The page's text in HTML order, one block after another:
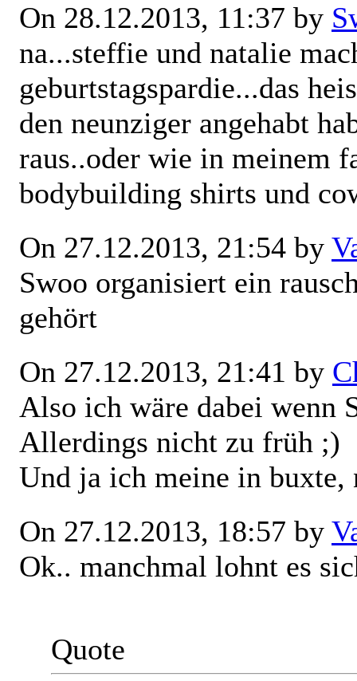
On 28.12.2013, 11:37 by
na...steffie und natalie
geburtstagspardie...das
den neunziger angehabt
raus..oder wie in meinem
bodybuilding shirts und
On 27.12.2013, 21:54 by
Swoo organisiert ein
gehört
On 27.12.2013, 21:41 by
Also ich wäre dabei wenn
Allerdings nicht zu früh ;)
Und ja ich meine in buxte,
On 27.12.2013, 18:57 by
Ok.. manchmal lohnt es
Quote